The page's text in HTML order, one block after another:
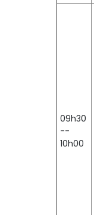
09h30
--
10h00